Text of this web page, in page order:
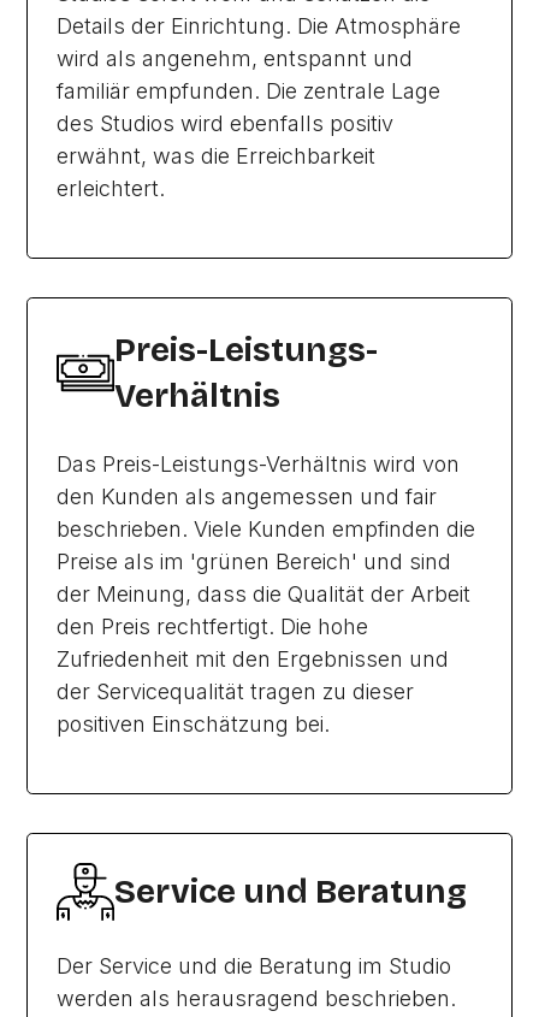
Details der Einrichtung. Die Atmosphäre
wird als angenehm, entspannt und
familiär empfunden. Die zentrale Lage
des Studios wird ebenfalls positiv
erwähnt, was die Erreichbarkeit
erleichtert.
Preis-Leistungs-
Verhältnis
Das Preis-Leistungs-Verhältnis wird von
den Kunden als angemessen und fair
beschrieben. Viele Kunden empfinden die
Preise als im 'grünen Bereich' und sind
der Meinung, dass die Qualität der Arbeit
den Preis rechtfertigt. Die hohe
Zufriedenheit mit den Ergebnissen und
der Servicequalität tragen zu dieser
positiven Einschätzung bei.
Service und Beratung
Der Service und die Beratung im Studio
werden als herausragend beschrieben.